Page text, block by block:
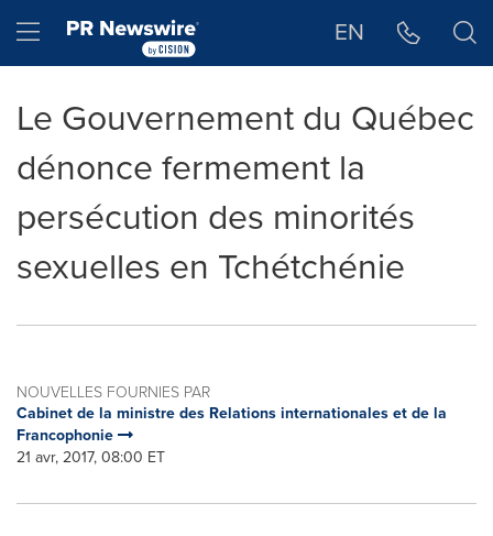
Hamburger menu EN
Le Gouvernement du Québec
dénonce fermement la
persécution des minorités
sexuelles en Tchétchénie
NOUVELLES FOURNIES PAR
Cabinet de la ministre des Relations internationales et de la
Francophonie
21 avr, 2017, 08:00 ET